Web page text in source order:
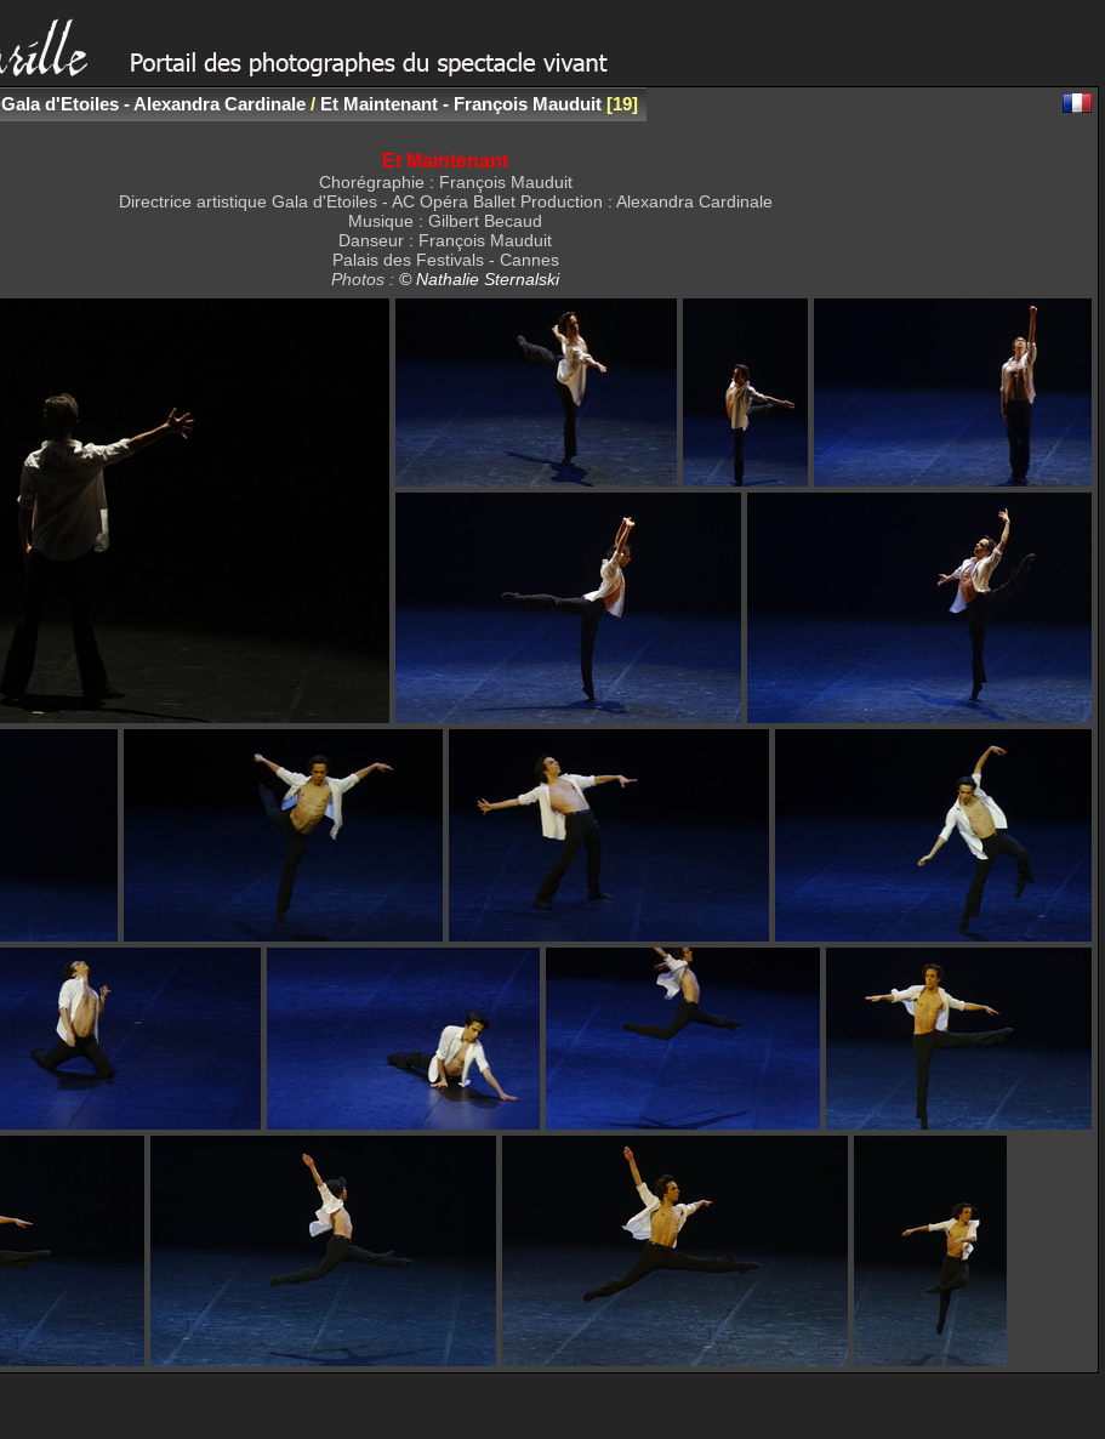
Gala d'Etoiles - Alexandra Cardinale/ Et Maintenant - François Mauduit 19
Et Maintenant
Chorégraphie : François Mauduit
Directrice artistique Gala d'Etoiles - AC Opéra Ballet Production : Alexandra Cardinale
Musique : Gilbert Becaud
Danseur : François Mauduit
Palais des Festivals - Cannes
Photos : © Nathalie Sternalski